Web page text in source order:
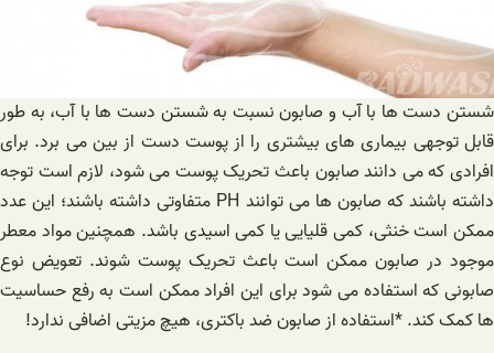
شستن دست ها با آب و صابون نسبت به شستن دست ها با آب، به طور
قابل توجهی بیماری های بیشتری را از پوست دست از بین می برد. برای
افرادی که می دانند صابون باعث تحریک پوست می شود، لازم است توجه
داشته باشند که صابون ها می توانند PH متفاوتی داشته باشند؛ این عدد
ممکن است خنثی، کمی قلیایی یا کمی اسیدی باشد. همچنین مواد معطر
موجود در صابون ممکن است باعث تحریک پوست شوند. تعویض نوع
صابونی که استفاده می شود برای این افراد ممکن است به رفع حساسیت
ها کمک کند. *استفاده از صابون ضد باکتری، هیچ مزیتی اضافی ندارد!